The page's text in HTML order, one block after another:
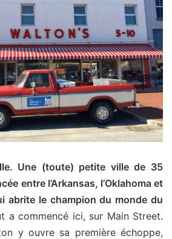
Une (toute) petite ville de 35
entre l’Arkansas, l’Oklahoma et
abrite le champion du monde du
a commencé ici, sur Main Street.
y ouvre sa première échoppe,